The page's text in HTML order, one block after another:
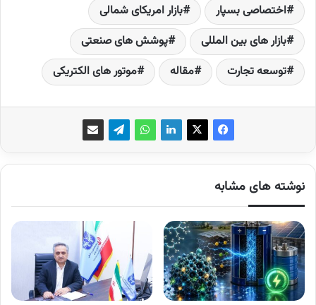
اختصاصی بسپار
بازار امریکای شمالی
بازار های بین المللی
پوشش های صنعتی
توسعه تجارت
مقاله موتور های الکتریکی
نوشته های مشابه